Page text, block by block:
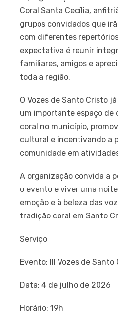
Coral Santa Cecília,
grupos convidados que
com diferentes
expectativa é reunir
familiares, amigos e
toda a região.
O Vozes de Santo Cristo
um importante espaço de
coral no município,
cultural e incentivando a
comunidade em
A organização convida a
o evento e viver uma
emoção e à beleza das
tradição coral em Santo
Serviço
Evento: III Vozes de Santo
Data: 4 de julho de 2026
Horário: 19h